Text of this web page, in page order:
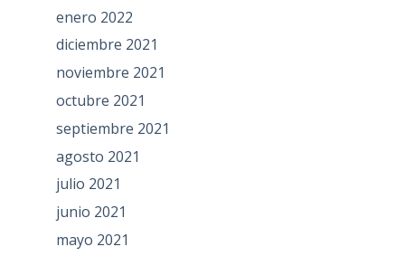
enero 2022
diciembre 2021
noviembre 2021
octubre 2021
septiembre 2021
agosto 2021
julio 2021
junio 2021
mayo 2021